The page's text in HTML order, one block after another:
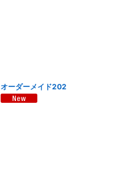
オーダーメイド202